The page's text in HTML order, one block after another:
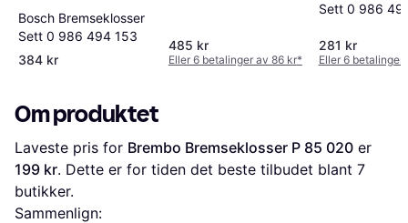
Bosch Bremseklosser
Sett 0 986 494 153
384 kr
485 kr
Eller 6 betalinger av 86 kr*
Sett 0 986
281 kr
Eller 6 betalinger
Om produktet
Laveste pris for Brembo Bremseklosser P 85 020
199 kr. Dette er for tiden det beste tilbudet blant 7
butikker.
Sammenlign: